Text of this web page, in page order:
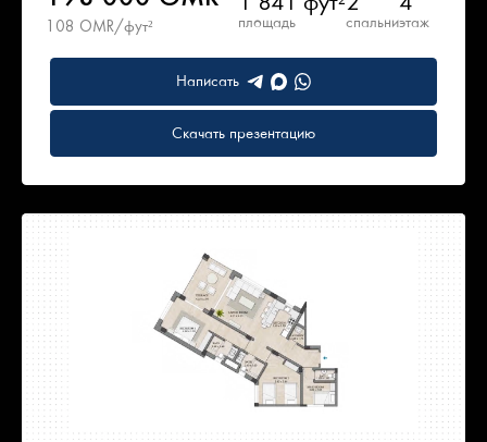
108 OMR/фут² площадь спальниэтаж
Написать
Скачать презентацию